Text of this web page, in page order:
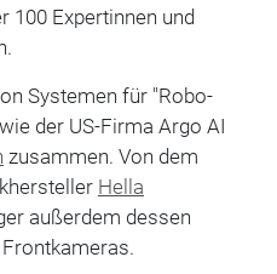
100 Expertinnen und
Systemen für "Robo-
der US-Firma Argo AI
zusammen. Von dem
Hella
außerdem dessen